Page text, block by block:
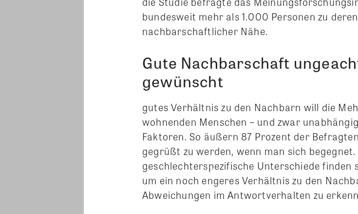
bundesweit mehr als 1.000 Personen zu
nachbarschaftlicher Nähe.
Gute Nachbarschaft
gewünscht
gutes Verhältnis zu den Nachbarn will die
wohnenden Menschen – und zwar
Faktoren. So äußern 87 Prozent der
gegrüßt zu werden, wenn man sich
geschlechterspezifische Unterschiede finden
um ein noch engeres Verhältnis zu den
Abweichungen im Antwortverhalten zu